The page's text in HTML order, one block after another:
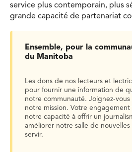
service plus contemporain, plus
grande capacité de partenariat
Ensemble, pour la
du Manitoba
Les dons de nos lecteurs et
pour fournir une information de
notre communauté. Joignez-
notre mission. Votre
notre capacité à offrir un
améliorer notre salle de
servir.